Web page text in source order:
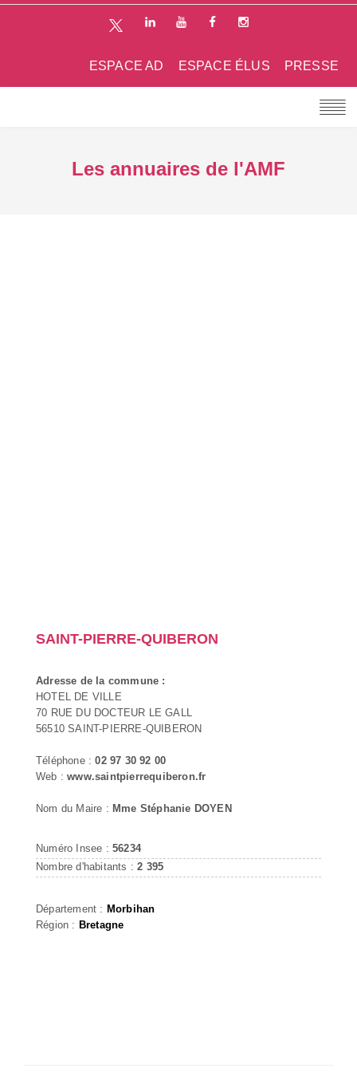
PRESSE
ESPACE ÉLUS
ESPACE AD
Les annuaires de l'AMF
SAINT-PIERRE-QUIBERON
Adresse de la commune :
HOTEL DE VILLE
70 RUE DU DOCTEUR LE GALL
56510 SAINT-PIERRE-QUIBERON
Téléphone :02 97 30 92 00
Web :www.saintpierrequiberon.fr
Nom du Maire : Mme Stéphanie DOYEN
Numéro Insee : 56234
Nombre d'habitants :2 395
Département : Morbihan
Région : Bretagne